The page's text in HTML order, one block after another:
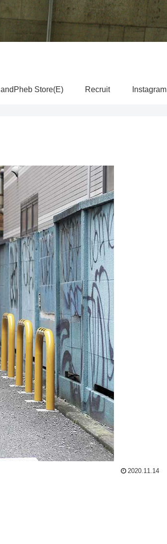
andPheb Store(E) Recruit Instagram
2020.11.14